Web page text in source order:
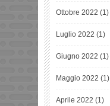
Ottobre 2022 (1)
Luglio 2022 (1)
Giugno 2022 (1)
Maggio 2022 (1)
Aprile 2022 (1)